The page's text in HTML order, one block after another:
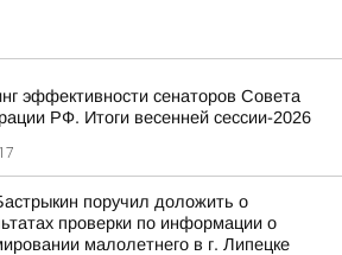
эффективности сенаторов Совета
РФ. Итоги весенней сессии-2026
поручил доложить о
проверки по информации о
малолетнего в г. Липецке